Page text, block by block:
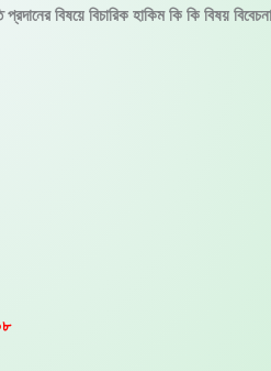
বিষয়ে বিচারিক হাকিম কি কি বিষয়